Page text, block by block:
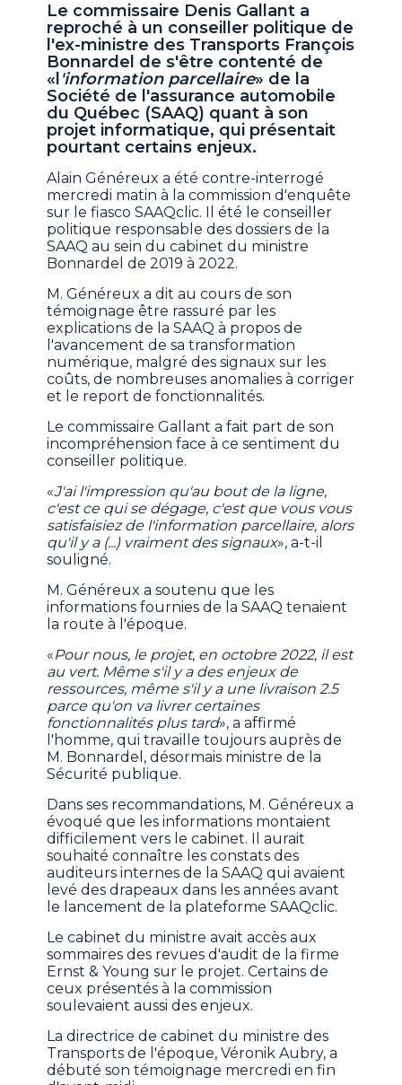
Le commissaire Denis Gallant a
reproché à un conseiller politique de
l'ex-ministre des Transports François
Bonnardel de s'être contenté de
«l 'information parcellaire» de la
Société de l'assurance automobile
du Québec (SAAQ) quant à son
projet informatique, qui présentait
pourtant certains enjeux.
Alain Généreux a été contre-interrogé
mercredi matin à la commission d'enquête
sur le fiasco SAAQclic. Il été le conseiller
politique responsable des dossiers de la
SAAQ au sein du cabinet du ministre
Bonnardel de 2019 à 2022.
M. Généreux a dit au cours de son
témoignage être rassuré par les
explications de la SAAQ à propos de
l'avancement de sa transformation
numérique, malgré des signaux sur les
coûts, de nombreuses anomalies à corriger
et le report de fonctionnalités.
Le commissaire Gallant a fait part de son
incompréhension face à ce sentiment du
conseiller politique.
«J'ai l'impression qu'au bout de la ligne,
c'est ce qui se dégage, c'est que vous vous
satisfaisiez de l'information parcellaire, alors
qu'il y a (...) vraiment des signaux», a-t-il
souligné.
M. Généreux a soutenu que les
informations fournies de la SAAQ tenaient
la route à l'époque.
«Pour nous, le projet, en octobre 2022, il est
au vert. Même s'il y a des enjeux de
ressources, même s'il y a une livraison 2.5
parce qu'on va livrer certaines
fonctionnalités plus tard», a affirmé
l'homme, qui travaille toujours auprès de
M. Bonnardel, désormais ministre de la
Sécurité publique.
Dans ses recommandations, M. Généreux a
évoqué que les informations montaient
difficilement vers le cabinet. Il aurait
souhaité connaître les constats des
auditeurs internes de la SAAQ qui avaient
levé des drapeaux dans les années avant
le lancement de la plateforme SAAQclic.
Le cabinet du ministre avait accès aux
sommaires des revues d'audit de la firme
Ernst & Young sur le projet. Certains de
ceux présentés à la commission
soulevaient aussi des enjeux.
La directrice de cabinet du ministre des
Transports de l'époque, Véronik Aubry, a
débuté son témoignage mercredi en fin